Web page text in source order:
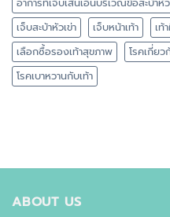
อาการที่เจ็บเส้นเอ็นบริเวณข้อสะบ้าหัว
เจ็บสะบ้าหัวเข่า
เจ็บหน้าเท้า เท้
เลือกซื้อรองเท้าสุขภาพ
โรคเกี่ยว
โรคเบาหวานกับเท้า
ABOUT US